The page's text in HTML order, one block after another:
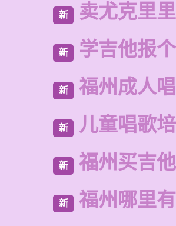
新 卖尤克里
新 学吉他报
新 福州成人
新 儿童唱歌
新 福州买吉
新 福州哪里